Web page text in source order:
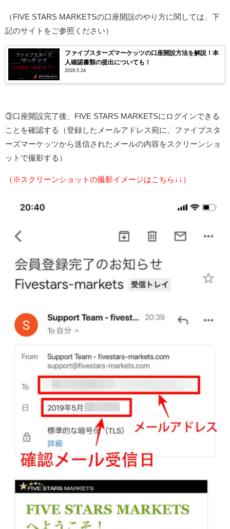
（FIVE STARS MARKETSの口座開設のやり方に関しては、下
記のサイトをご参照ください）
ファイブスターズマーケッツの口座開設方法を解説！本
人確認書類の提出についても！
2019.5.24
③口座開設完了後、FIVE STARS MARKETSにログインできる
ことを確認する（登録したメールアドレス宛に、ファイブスタ
ーズマーケッツから送信されたメールの内容をスクリーンショ
ットで撮影する）
（※スクリーンショットの撮影イメージはこちら↓↓）